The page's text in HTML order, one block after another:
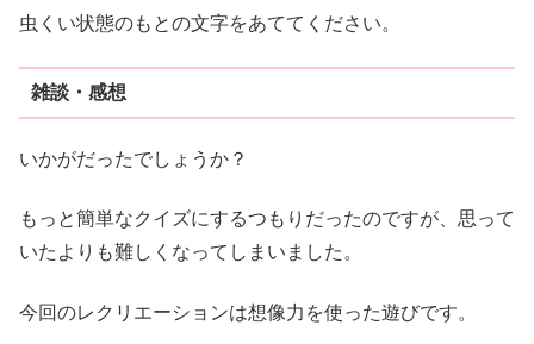
虫くい状態のもとの文字をあててください。
雑談・感想
いかがだったでしょうか？
もっと簡単なクイズにするつもりだったのですが、思って
いたよりも難しくなってしまいました。
今回のレクリエーションは想像力を使った遊びです。